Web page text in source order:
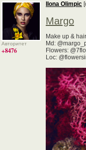
Авторитет
+8476
Ilona Olimpic
Margo
Make up &
Md:
Flowers:
Loc: